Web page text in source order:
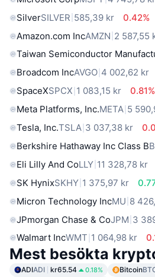
SilverSILVER 585,39 kr
0.42%
Amazon.com IncAMZN 2 587,55
Taiwan Semiconductor
Broadcom IncAVGO 4 002,62 kr
SpaceXSPCX 1 083,15 kr
0.81%
Meta Platforms, Inc.META 5
Tesla, Inc.TSLA 3 037,38 kr
Berkshire Hathaway Inc Class B
Eli Lilly And CoLLY 11 328,78 kr
SK HynixSKHY 1 375,97 kr
Micron Technology IncMU 8
JPmorgan Chase & CoJPM 3
Walmart IncWMT 1 064,98 kr
Mest besökta
ADIADI kr65.54 0.18% Bitcoin